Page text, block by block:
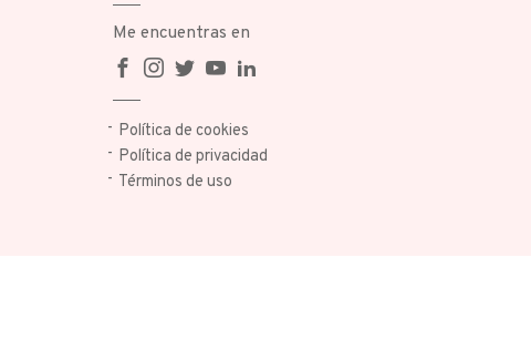
Me encuentras en
Política de cookies
Política de privacidad
Términos de uso